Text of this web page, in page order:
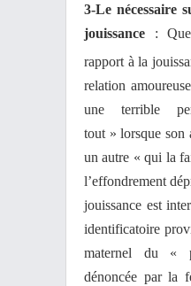
3-Le nécessaire
jouissance :
rapport à la
relation
une terrible
tout » lorsque son
un autre « qui la
l’effondrement
jouissance est
identificatoire
maternel du «
dénoncée par la